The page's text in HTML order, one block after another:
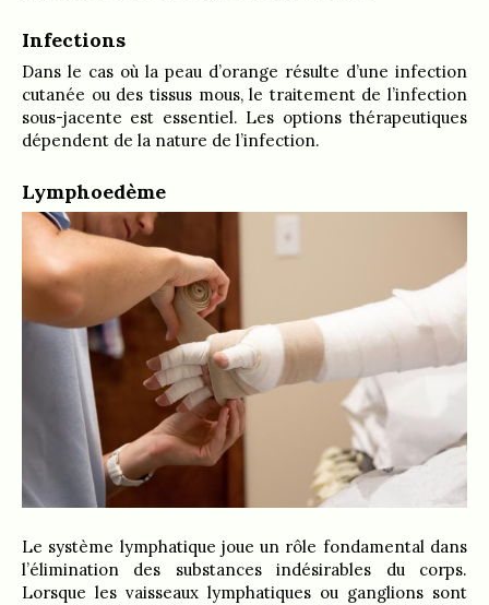
Infections
Dans le cas où la peau d’orange résulte d’une infection
cutanée ou des tissus mous, le traitement de l’infection
sous-jacente est essentiel. Les options thérapeutiques
dépendent de la nature de l’infection.
Lymphoedème
Le système lymphatique joue un rôle fondamental dans
l’élimination des substances indésirables du corps.
Lorsque les vaisseaux lymphatiques ou ganglions sont